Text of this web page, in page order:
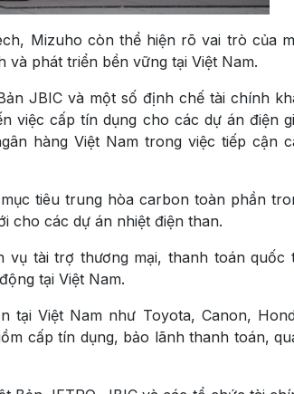
Mizuho còn thể hiện rõ vai trò của
phát triển bền vững tại Việt Nam.
JBIC và một số định chế tài chính
việc cấp tín dụng cho các dự án điện
hàng Việt Nam trong việc tiếp cận
tiêu trung hòa carbon toàn phần
cho các dự án nhiệt điện than.
vụ tài trợ thương mại, thanh toán quốc
tại Việt Nam.
tại Việt Nam như Toyota, Canon,
cấp tín dụng, bảo lãnh thanh toán,